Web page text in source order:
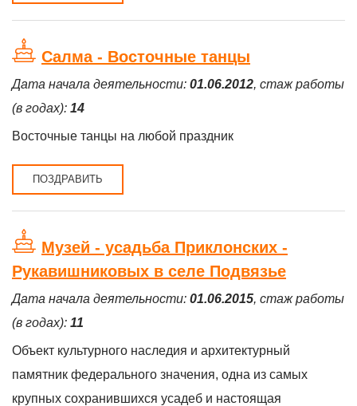
Салма - Восточные танцы
Дата начала деятельности: 01.06.2012, стаж работы
(в годах): 14
Восточные танцы на любой праздник
ПОЗДРАВИТЬ
Музей - усадьба Приклонских -
Рукавишниковых в селе Подвязье
Дата начала деятельности: 01.06.2015, стаж работы
(в годах): 11
Объект культурного наследия и архитектурный
памятник федерального значения, одна из самых
крупных сохранившихся усадеб и настоящая